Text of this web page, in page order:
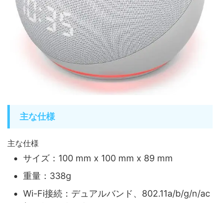
主な仕様
主な仕様
サイズ：100 mm x 100 mm x 89 mm
重量：338g
Wi-Fi接続：デュアルバンド、802.11a/b/g/n/ac